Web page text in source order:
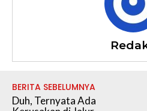
BERITA SEBELUMNYA
Duh, Ternyata Ada